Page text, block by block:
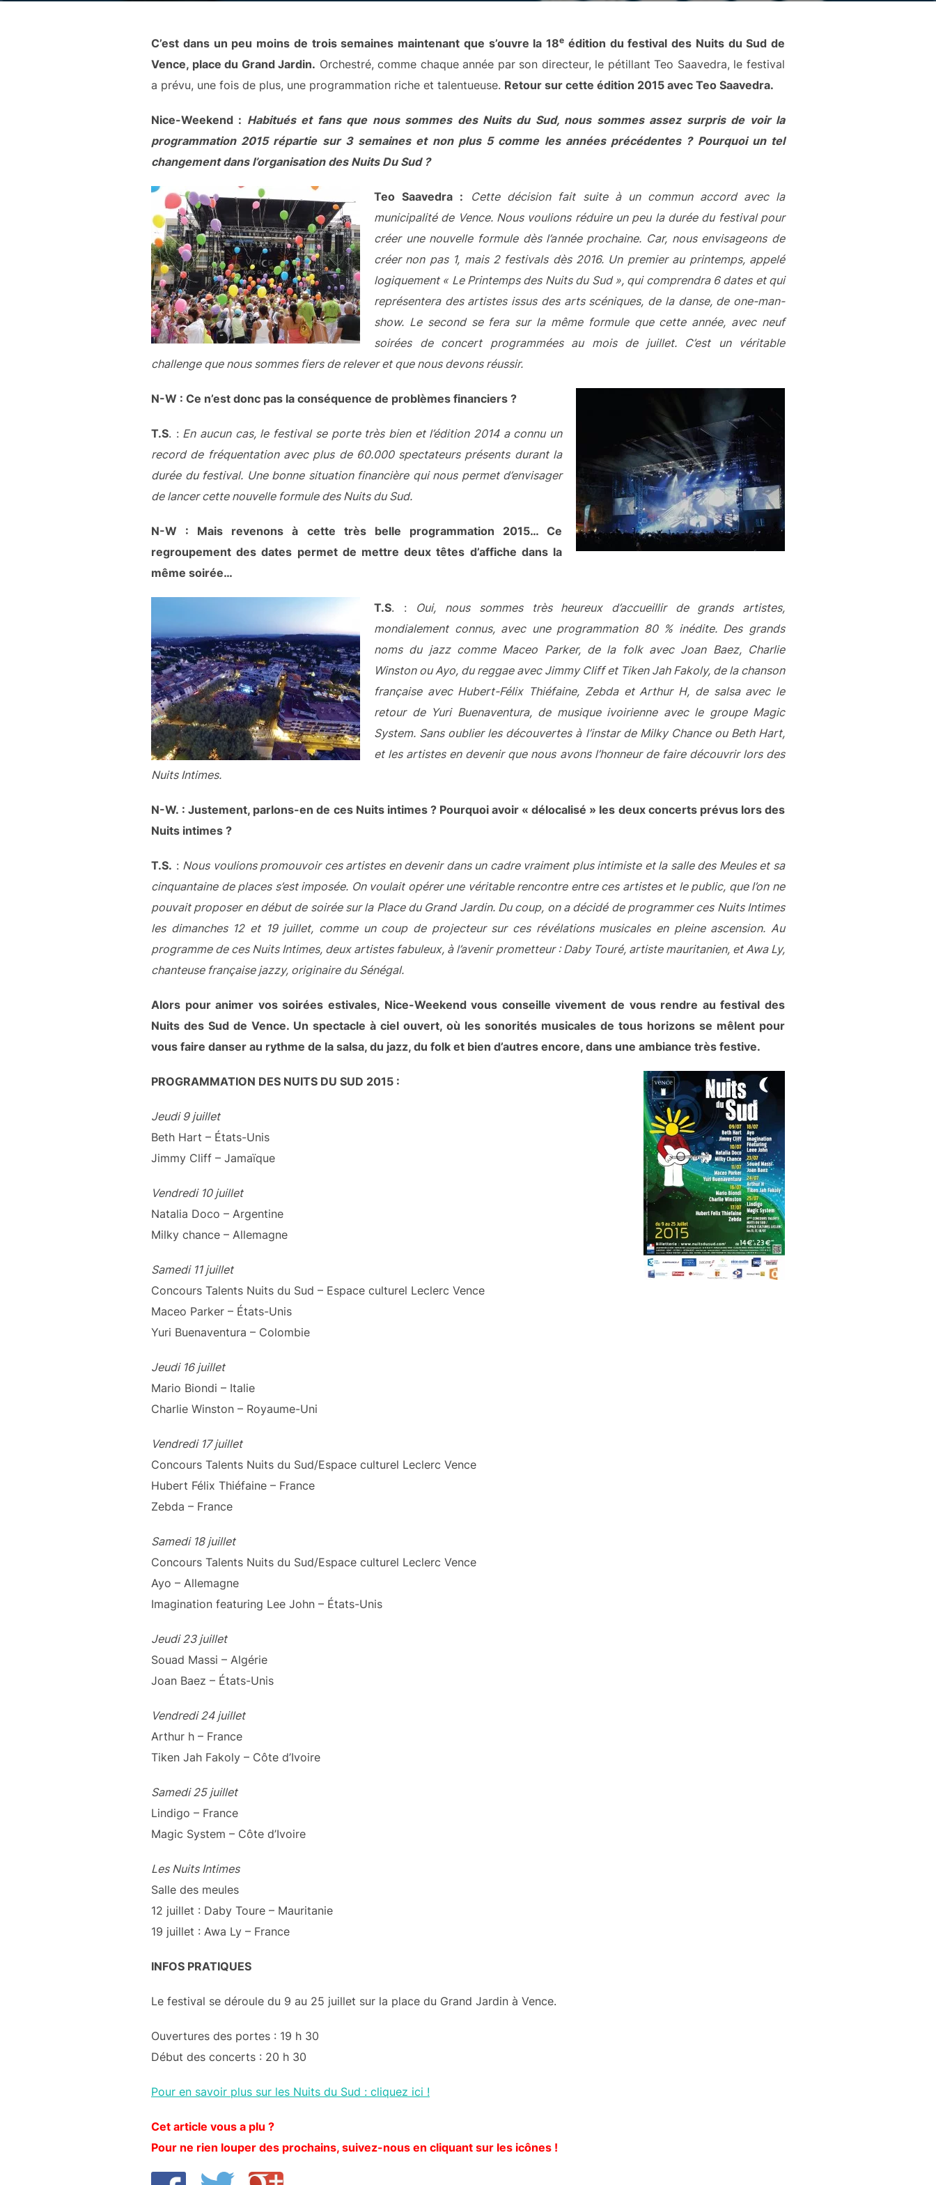
C’est dans un peu moins de trois semaines maintenant que s’ouvre la 18e édition du festival des Nuits du Sud de
Vence, place du Grand Jardin. Orchestré, comme chaque année par son directeur, le pétillant Teo Saavedra, le festival
a prévu, une fois de plus, une programmation riche et talentueuse. Retour sur cette édition 2015 avec Teo Saavedra.
Nice-Weekend : Habitués et fans que nous sommes des Nuits du Sud, nous sommes assez surpris de voir la
programmation 2015 répartie sur 3 semaines et non plus 5 comme les années précédentes ? Pourquoi un tel
changement dans l’organisation des Nuits Du Sud ?
Teo Saavedra :
Cette décision fait suite à un commun accord avec la
municipalité de Vence. Nous voulions réduire un peu la durée du festival pour
créer une nouvelle formule dès l’année prochaine. Car, nous envisageons de
créer non pas 1, mais 2 festivals dès 2016. Un premier au printemps, appelé
logiquement « Le Printemps des Nuits du Sud », qui comprendra 6 dates et qui
représentera des artistes issus des arts scéniques, de la danse, de one-man-
show. Le second se fera sur la même formule que cette année, avec neuf
soirées de concert programmées au mois de juillet. C’est un véritable
challenge que nous sommes fiers de relever et que nous devons réussir.
N-W : Ce n’est donc pas la conséquence de problèmes financiers ?
T.S. :En aucun cas, le festival se porte très bien et l’édition 2014 a connu un
record de fréquentation avec plus de 60.000 spectateurs présents durant la
durée du festival. Une bonne situation financière qui nous permet d’envisager
de lancer cette nouvelle formule des Nuits du Sud.
N-W : Mais revenons à cette très belle programmation 2015… Ce
regroupement des dates permet de mettre deux têtes d’affiche dans la
même soirée…
T.S. : Oui, nous sommes très heureux d’accueillir de grands artistes,
mondialement connus, avec une programmation 80 % inédite. Des grands
noms du jazz comme Maceo Parker, de la folk avec Joan Baez, Charlie
Winston ou Ayo, du reggae avec Jimmy Cliff et Tiken Jah Fakoly, de la chanson
française avec Hubert-Félix Thiéfaine, Zebda et Arthur H, de salsa avec le
retour de Yuri Buenaventura, de musique ivoirienne avec le groupe Magic
System. Sans oublier les découvertes à l’instar de Milky Chance ou Beth Hart,
et les artistes en devenir que nous avons l’honneur de faire découvrir lors des
Nuits Intimes.
N-W. : Justement, parlons-en de ces Nuits intimes ? Pourquoi avoir « délocalisé » les deux concerts prévus lors des
Nuits intimes ?
T.S. : Nous voulions promouvoir ces artistes en devenir dans un cadre vraiment plus intimiste et la salle des Meules et sa
cinquantaine de places s’est imposée. On voulait opérer une véritable rencontre entre ces artistes et le public, que l’on ne
pouvait proposer en début de soirée sur la Place du Grand Jardin. Du coup, on a décidé de programmer ces Nuits Intimes
les dimanches 12 et 19 juillet, comme un coup de projecteur sur ces révélations musicales en pleine ascension. Au
programme de ces Nuits Intimes, deux artistes fabuleux, à l’avenir prometteur : Daby Touré, artiste mauritanien, et Awa Ly,
chanteuse française jazzy, originaire du Sénégal.
Alors pour animer vos soirées estivales, Nice-Weekend vous conseille vivement de vous rendre au festival des
Nuits des Sud de Vence. Un spectacle à ciel ouvert, où les sonorités musicales de tous horizons se mêlent pour
vous faire danser au rythme de la salsa, du jazz, du folk et bien d’autres encore, dans une ambiance très festive.
PROGRAMMATION DES NUITS DU SUD 2015 :
Jeudi 9 juillet
Beth Hart – États-Unis
Jimmy Cliff – Jamaïque
Vendredi 10 juillet
Natalia Doco – Argentine
Milky chance – Allemagne
Samedi 11 juillet
Concours Talents Nuits du Sud – Espace culturel Leclerc Vence
Maceo Parker – États-Unis
Yuri Buenaventura – Colombie
Jeudi 16 juillet
Mario Biondi – Italie
Charlie Winston – Royaume-Uni
Vendredi 17 juillet
Concours Talents Nuits du Sud/Espace culturel Leclerc Vence
Hubert Félix Thiéfaine – France
Zebda – France
Samedi 18 juillet
Concours Talents Nuits du Sud/Espace culturel Leclerc Vence
Ayo – Allemagne
Imagination featuring Lee John – États-Unis
Jeudi 23 juillet
Souad Massi – Algérie
Joan Baez – États-Unis
Vendredi 24 juillet
Arthur h – France
Tiken Jah Fakoly – Côte d’Ivoire
Samedi 25 juillet
Lindigo – France
Magic System – Côte d’Ivoire
Les Nuits Intimes
Salle des meules
12 juillet : Daby Toure – Mauritanie
19 juillet : Awa Ly – France
INFOS PRATIQUES
Le festival se déroule du 9 au 25 juillet sur la place du Grand Jardin à Vence.
Ouvertures des portes : 19 h 30
Début des concerts : 20 h 30
Pour en savoir plus sur les Nuits du Sud : cliquez ici !
Cet article vous a plu ?
Pour ne rien louper des prochains, suivez-nous en cliquant sur les icônes !